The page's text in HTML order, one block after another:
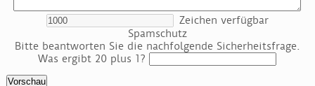
Zeichen verfügbar
Spamschutz
Bitte beantworten Sie die nachfolgende Sicherheitsfrage.
Was ergibt 20 plus 1?